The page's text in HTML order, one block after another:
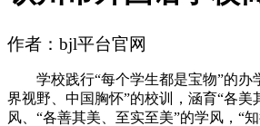
作者：bjl平台官网
学校践行“每个学生都是宝物”的办
界视野、中国胸怀”的校训，涵育“各美
风、“各善其美、至实至美”的学风，“